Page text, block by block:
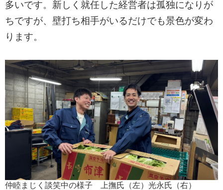
多いです。新しく就任した経営者は孤独になりが
ちですが、壁打ち相手がいるだけでも景色が変わ
ります。
仲睦まじく談笑中の様子 上撫氏（左）光永氏（右）